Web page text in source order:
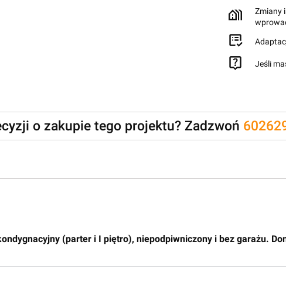
Zmiany
Jeśli
o zakupie tego projektu? Zadzwoń
(parter i I piętro), niepodpiwniczony i bez garażu.